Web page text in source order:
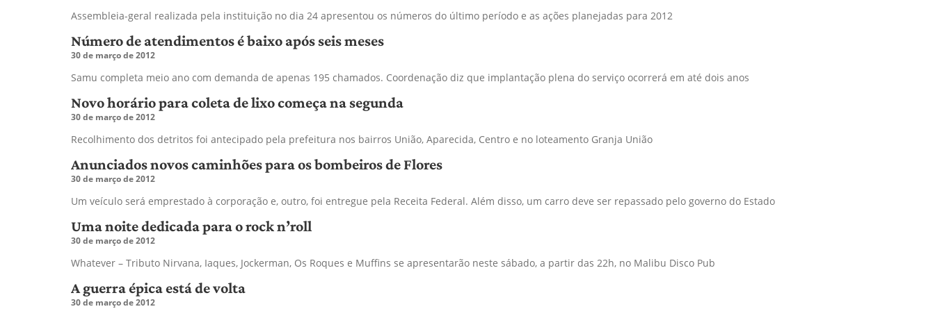
Assembleia-geral realizada pela instituição no dia 24 apresentou os números do último período e as ações planejadas para 2012
Número de atendimentos é baixo após seis meses
30 de março de 2012
Samu completa meio ano com demanda de apenas 195 chamados. Coordenação diz que implantação plena do serviço ocorrerá em até dois anos
Novo horário para coleta de lixo começa na segunda
30 de março de 2012
Recolhimento dos detritos foi antecipado pela prefeitura nos bairros União, Aparecida, Centro e no loteamento Granja União
Anunciados novos caminhões para os bombeiros de Flores
30 de março de 2012
Um veículo será emprestado à corporação e, outro, foi entregue pela Receita Federal. Além disso, um carro deve ser repassado pelo governo do Estado
Uma noite dedicada para o rock n’roll
30 de março de 2012
Whatever – Tributo Nirvana, Iaques, Jockerman, Os Roques e Muffins se apresentarão neste sábado, a partir das 22h, no Malibu Disco Pub
A guerra épica está de volta
30 de março de 2012